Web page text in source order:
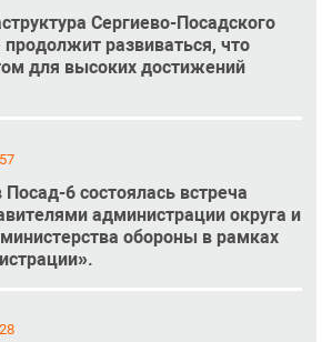
Сергиево-Посадского
продолжит развиваться, что
для высоких достижений
Посад-6 состоялась встреча
администрации округа и
обороны в рамках